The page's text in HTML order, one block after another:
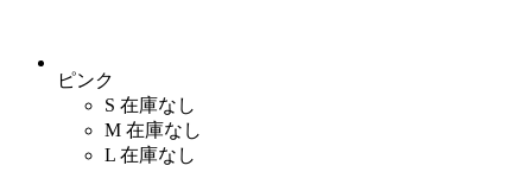
ピンク
S 在庫なし
M 在庫なし
L 在庫なし